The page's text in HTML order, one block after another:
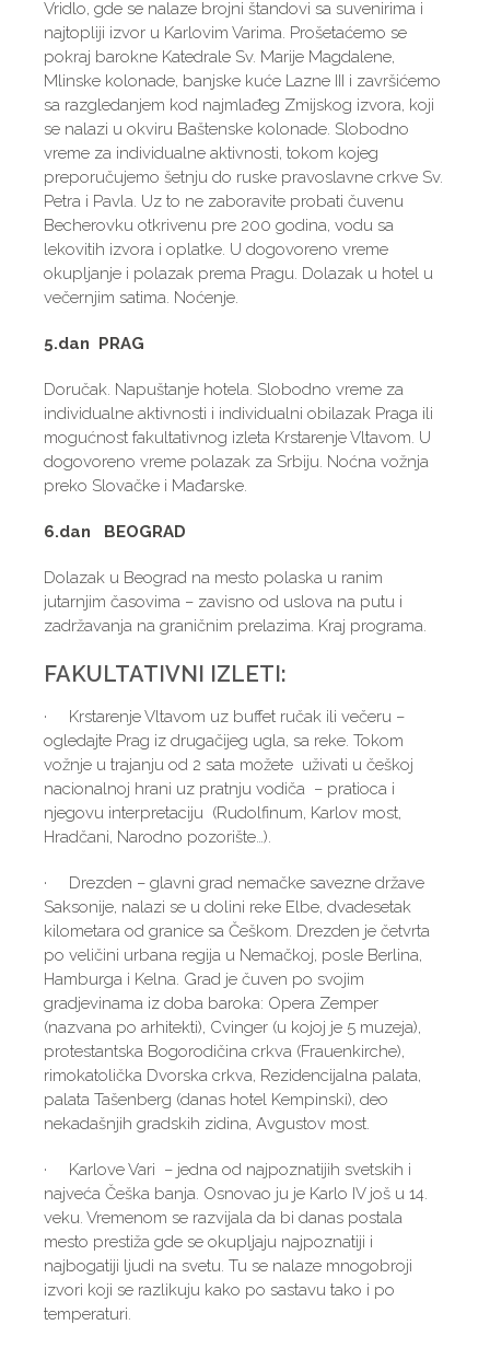
Vridlo, gde se nalaze brojni štandovi sa suvenirima i
najtopliji izvor u Karlovim Varima. Prošetaćemo se
pokraj barokne Katedrale Sv. Marije Magdalene,
Mlinske kolonade, banjske kuće Lazne III i završićemo
sa razgledanjem kod najmlađeg Zmijskog izvora, koji
se nalazi u okviru Baštenske kolonade. Slobodno
vreme za individualne aktivnosti, tokom kojeg
preporučujemo šetnju do ruske pravoslavne crkve Sv.
Petra i Pavla. Uz to ne zaboravite probati čuvenu
Becherovku otkrivenu pre 200 godina, vodu sa
lekovitih izvora i oplatke. U dogovoreno vreme
okupljanje i polazak prema Pragu. Dolazak u hotel u
večernjim satima. Noćenje.
5.dan PRAG
Doručak. Napuštanje hotela. Slobodno vreme za
individualne aktivnosti i individualni obilazak Praga ili
mogućnost fakultativnog izleta Krstarenje Vltavom. U
dogovoreno vreme polazak za Srbiju. Noćna vožnja
preko Slovačke i Mađarske.
6.dan BEOGRAD
Dolazak u Beograd na mesto polaska u ranim
jutarnjim časovima – zavisno od uslova na putu i
zadržavanja na graničnim prelazima. Kraj programa.
FAKULTATIVNI IZLETI:
· Krstarenje Vltavom uz buffet ručak ili večeru –
ogledajte Prag iz drugačijeg ugla, sa reke. Tokom
vožnje u trajanju od 2 sata možete uživati u češkoj
nacionalnoj hrani uz pratnju vodiča – pratioca i
njegovu interpretaciju (Rudolfinum, Karlov most,
Hradčani, Narodno pozorište…).
· Drezden – glavni grad nemačke savezne države
Saksonije, nalazi se u dolini reke Elbe, dvadesetak
kilometara od granice sa Češkom. Drezden je četvrta
po veličini urbana regija u Nemačkoj, posle Berlina,
Hamburga i Kelna. Grad je čuven po svojim
gradjevinama iz doba baroka: Opera Zemper
(nazvana po arhitekti), Cvinger (u kojoj je 5 muzeja),
protestantska Bogorodičina crkva (Frauenkirche),
rimokatolička Dvorska crkva, Rezidencijalna palata,
palata Tašenberg (danas hotel Kempinski), deo
nekadašnjih gradskih zidina, Avgustov most.
· Karlove Vari – jedna od najpoznatijih svetskih i
najveća Češka banja. Osnovao ju je Karlo IV još u 14.
veku. Vremenom se razvijala da bi danas postala
mesto prestiža gde se okupljaju najpoznatiji i
najbogatiji ljudi na svetu. Tu se nalaze mnogobroji
izvori koji se razlikuju kako po sastavu tako i po
temperaturi.